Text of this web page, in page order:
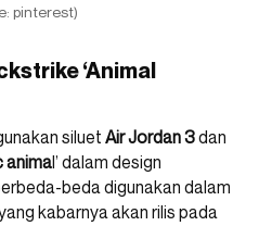
pinterest)
‘Animal
siluet Air Jordan 3dan
animal’ dalam design
beda digunakan dalam
kabarnya akan rilis pada